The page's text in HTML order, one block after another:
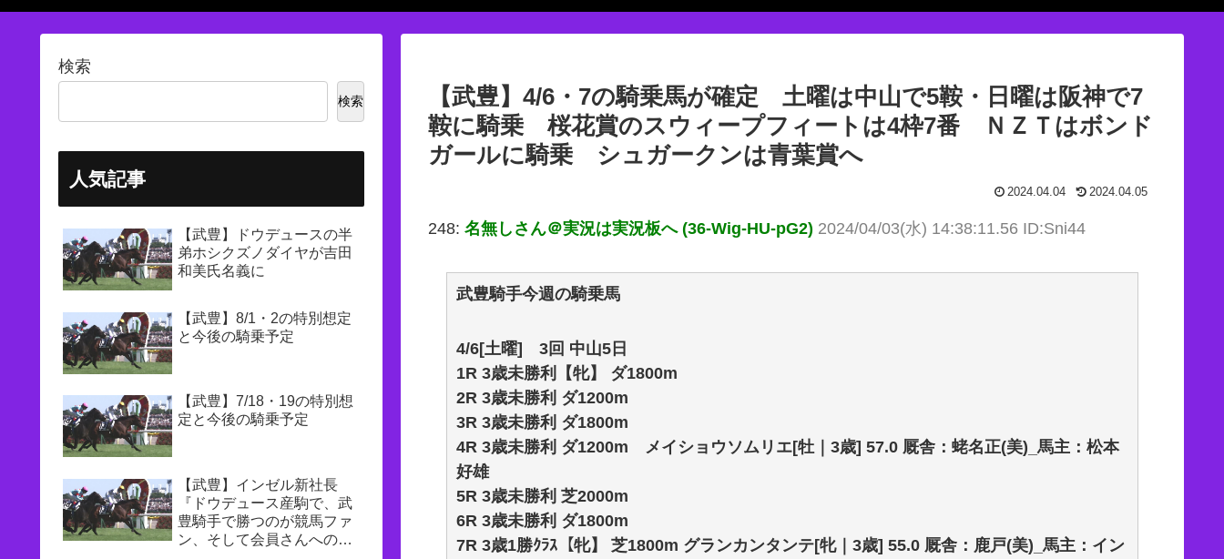
【武豊】4/6・7の騎乗馬が確定 土曜は中山で5鞍・日曜は阪神で7
鞍に騎乗 桜花賞のスウィープフィートは4枠7番 ＮＺＴはボンド
ガールに騎乗 シュガークンは青葉賞へ
2024.04.04 2024.04.05
248: 名無しさん＠実況は実況板へ (36-Wig-HU-pG2) 2024/04/03(水) 14:38:11.56 ID:Sni44
武豊騎手今週の騎乗馬
4/6[土曜] 3回 中山5日
1R 3歳未勝利【牝】 ダ1800m
2R 3歳未勝利 ダ1200m
3R 3歳未勝利 ダ1800m
4R 3歳未勝利 ダ1200m メイショウソムリエ[牡｜3歳] 57.0 厩舎：蛯名正(美)_馬主：松本
好雄
5R 3歳未勝利 芝2000m
6R 3歳未勝利 ダ1800m
7R 3歳1勝ｸﾗｽ【牝】 芝1800m グランカンタンテ[牝｜3歳] 55.0 厩舎：鹿戸(美)_馬主：イン
検索
検索
人気記事
【武豊】ドウデュースの半
弟ホシクズノダイヤが吉田
和美氏名義に
【武豊】8/1・2の特別想定
と今後の騎乗予定
【武豊】7/18・19の特別想
定と今後の騎乗予定
【武豊】インゼル新社長
『ドウデュース産駒で、武
豊騎手で勝つのが競馬ファ
ン、そして会員さんへの一